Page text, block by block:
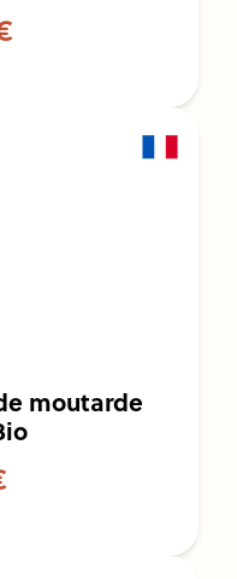
moutarde